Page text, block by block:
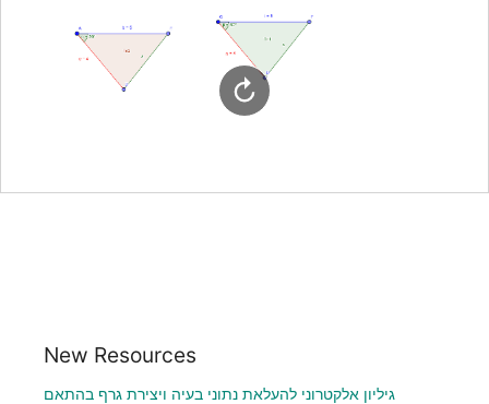
Sign in
New Resources
גיליון אלקטרוני להעלאת נתוני בעיה ויצירת גרף בהתאם